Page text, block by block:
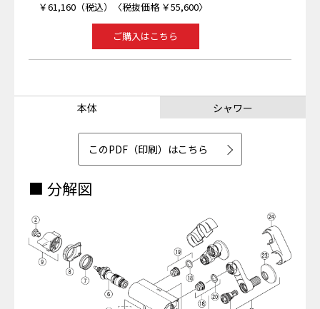
￥61,160（税込）〈税抜価格 ￥55,600〉
ご購入はこちら
本体 シャワー
このPDF（印刷）はこちら
■ 分解図